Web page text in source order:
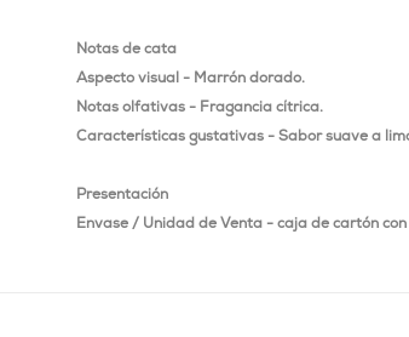
Notas de cata
Aspecto visual - Marrón dorado.
Notas olfativas - Fragancia cítrica.
Características gustativas - Sabor suave a
Presentación
Envase / Unidad de Venta - caja de cartón con